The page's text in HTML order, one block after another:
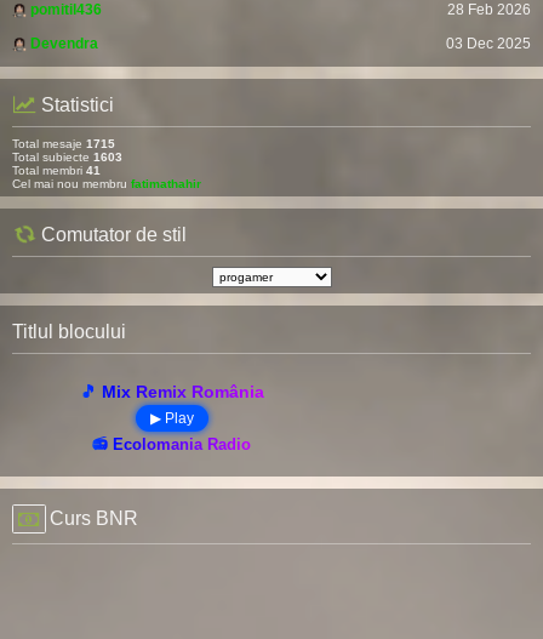
pomitil436
28 Feb 2026
Devendra
03 Dec 2025
Statistici
Total mesaje 1715
Total subiecte 1603
Total membri 41
Cel mai nou membru fatimathahir
Comutator de stil
Titlul blocului
🎵 Mix Remix România
▶ Play
📻 Ecolomania Radio
Curs BNR